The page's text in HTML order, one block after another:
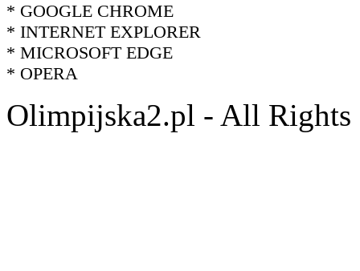
* GOOGLE CHROME
* INTERNET EXPLORER
* MICROSOFT EDGE
* OPERA
Olimpijska2.pl - All Rights